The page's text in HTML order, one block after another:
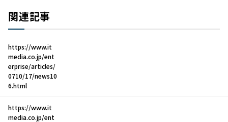
関連記事
https://www.it
media.co.jp/ent
erprise/articles/
0710/17/news10
6.html
https://www.it
media.co.jp/ent